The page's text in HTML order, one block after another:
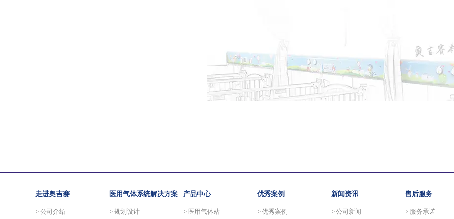
走进奥吉赛
> 公司介绍
医用气体系统解决方案
> 规划设计
产品中心
> 医用气体站
优秀案例
> 优秀案例
新闻资讯
> 公司新闻
售后服务
> 服务承诺